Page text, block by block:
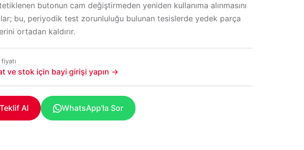
butonun cam değiştirmeden yeniden kullanıma alınmasını
bu, periyodik test zorunluluğu bulunan tesislerde yedek parça
ortadan kaldırır.
ve stok için bayi girişi yapın →
Teklif Al WhatsApp'la Sor